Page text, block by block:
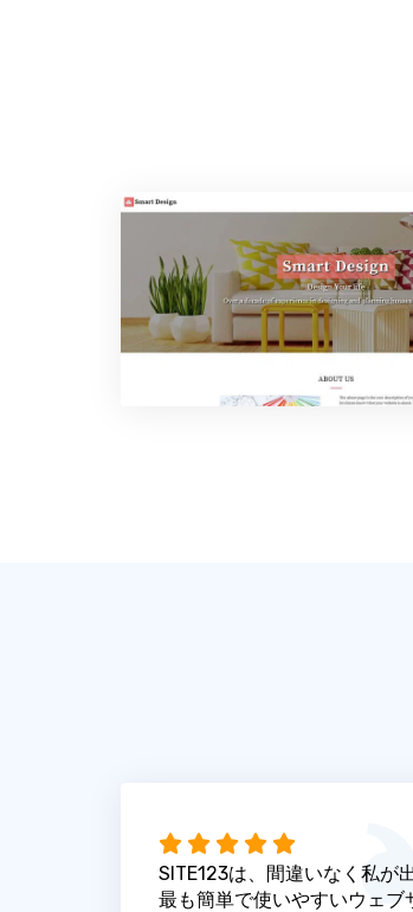
SITE123は、間違いなく私が
最も簡単で使いやすいウェブ